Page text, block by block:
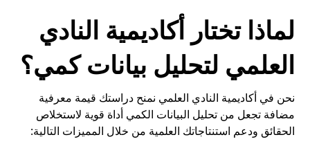
لماذا تختار أكاديمية النادي
العلمي لتحليل بيانات كمي؟
نحن في أكاديمية النادي العلمي نمنح دراستك قيمة معرفية
مضافة تجعل من تحليل البيانات الكمي أداة قوية لاستخلاص
الحقائق ودعم استنتاجاتك العلمية من خلال المميزات التالية: